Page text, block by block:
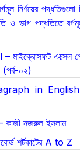
নির্ণয়ের পদ্ধতিগুলো
ও ভাগ পদ্ধতিতে
এক্সেল
(পর্ব-০২)
in
কাজী নজরুল ইসলাম
শর্টকাটের A to Z